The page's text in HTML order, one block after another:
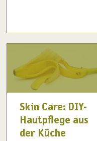
Skin Care: DIY-
Hautpflege aus
der Küche